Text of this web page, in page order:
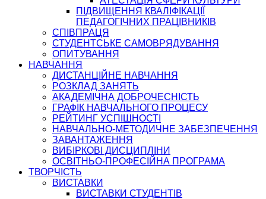
ПІДВИЩЕННЯ КВАЛІФІКАЦІЇ
ПЕДАГОГІЧНИХ ПРАЦІВНИКІВ
СПІВПРАЦЯ
СТУДЕНТСЬКЕ САМОВРЯДУВАННЯ
ОПИТУВАННЯ
НАВЧАННЯ
ДИСТАНЦІЙНЕ НАВЧАННЯ
РОЗКЛАД ЗАНЯТЬ
АКАДЕМІЧНА ДОБРОЧЕСНІСТЬ
ГРАФІК НАВЧАЛЬНОГО ПРОЦЕСУ
РЕЙТИНГ УСПІШНОСТІ
НАВЧАЛЬНО-МЕТОДИЧНЕ ЗАБЕЗПЕЧЕННЯ
ЗАВАНТАЖЕННЯ
ВИБІРКОВІ ДИСЦИПЛІНИ
ОСВІТНЬО-ПРОФЕСІЙНА ПРОГРАМА
ТВОРЧІСТЬ
ВИСТАВКИ
ВИСТАВКИ СТУДЕНТІВ